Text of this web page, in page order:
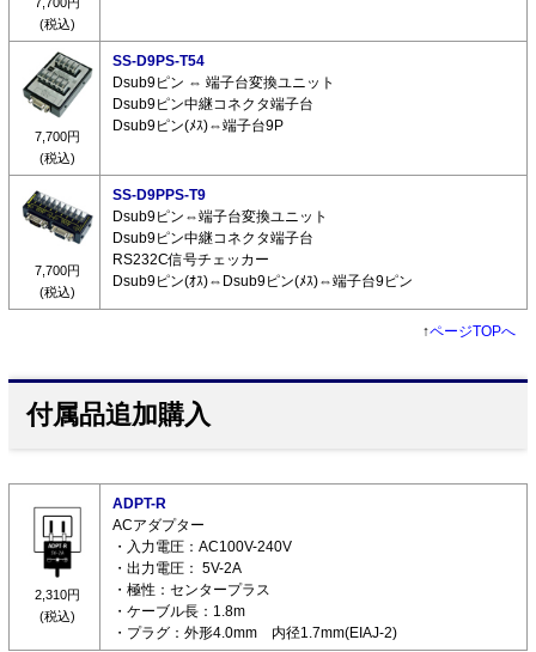
(税込)
7,700円
(税込)
SS-D9PS-T54
Dsub9ピン ⇔ 端子台変換ユニット
Dsub9ピン中継コネクタ端子台
Dsub9ピン(ﾒｽ)⇔端子台9P
7,700円
(税込)
SS-D9PPS-T9
Dsub9ピン⇔端子台変換ユニット
Dsub9ピン中継コネクタ端子台
RS232C信号チェッカー
Dsub9ピン(ｵｽ)⇔Dsub9ピン(ﾒｽ)⇔端子台9ピン
↑ページTOPへ
付属品追加購入
2,310円
(税込)
ADPT-R
ACアダプター
・入力電圧：AC100V-240V
・出力電圧： 5V-2A
・極性：センタープラス
・ケーブル長：1.8m
・プラグ：外形4.0mm 内径1.7mm(EIAJ-2)